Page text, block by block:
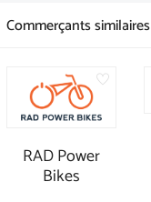
Commerçants similaires
RAD Power
Bikes